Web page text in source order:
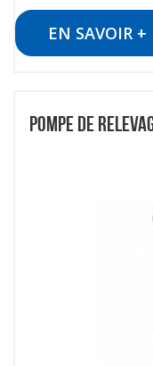
EN SAVOIR +
POMPE DE